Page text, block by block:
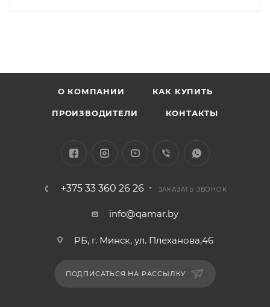
О КОМПАНИИ КАК КУПИТЬ
ПРОИЗВОДИТЕЛИ КОНТАКТЫ
+375 33 360 26 26 ЗАКАЗАТЬ ЗВОНОК
info@qamar.by
РБ, г. Минск, ул. Плеханова,46
ПОДПИСАТЬСЯ НА РАССЫЛКУ